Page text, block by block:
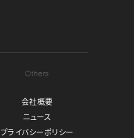
Others
会社概要
ニュース
プライバシーポリシー